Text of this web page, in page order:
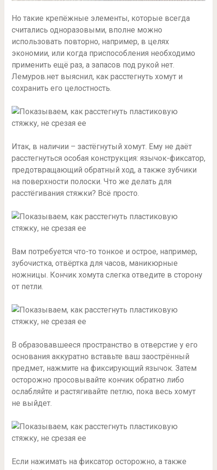
Но такие крепёжные элементы, которые всегда
считались одноразовыми, вполне можно
использовать повторно, например, в целях
экономии, или когда приспособления необходимо
применить ещё раз, а запасов под рукой нет.
Лемуров.нет выяснил, как расстегнуть хомут и
сохранить его целостность.
Итак, в наличии – застёгнутый хомут. Ему не даёт
расстегнуться особая конструкция: язычок-фиксатор,
предотвращающий обратный ход, а также зубчики
на поверхности полоски. Что же делать для
расстёгивания стяжки? Всё просто.
Вам потребуется что-то тонкое и острое, например,
зубочистка, отвёртка для часов, маникюрные
ножницы. Кончик хомута слегка отведите в сторону
от петли.
В образовавшееся пространство в отверстие у его
основания аккуратно вставьте ваш заострённый
предмет, нажмите на фиксирующий язычок. Затем
осторожно просовывайте кончик обратно либо
ослабляйте и растягивайте петлю, пока весь хомут
не выйдет.
Если нажимать на фиксатор осторожно, а также